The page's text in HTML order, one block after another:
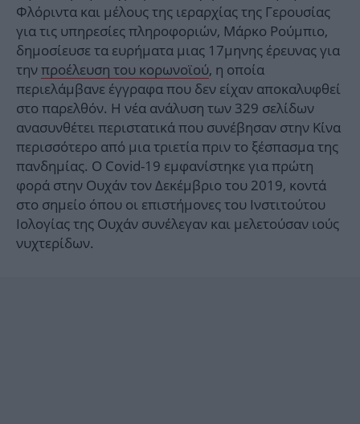
Φλόριντα και μέλους της ιεραρχίας της Γερουσίας
για τις υπηρεσίες πληροφοριών, Μάρκο Ρούμπιο,
δημοσίευσε τα ευρήματα μιας 17μηνης έρευνας για
τηνπροέλευση του κορωνοϊού, η οποία
περιελάμβανε έγγραφα που δεν είχαν αποκαλυφθεί
στο παρελθόν. Η νέα ανάλυση των 329 σελίδων
ανασυνθέτει περιστατικά που συνέβησαν στην Κίνα
περισσότερο από μια τριετία πριν το ξέσπασμα της
πανδημίας. Ο Covid-19 εμφανίστηκε για πρώτη
φορά στην Ουχάν τον Δεκέμβριο του 2019, κοντά
στο σημείο όπου οι επιστήμονες του Iνστιτούτου
Ιολογίας της Ουχάν συνέλεγαν και μελετούσαν ιούς
νυχτερίδων.